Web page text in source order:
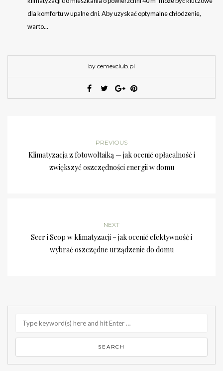
dla komfortu w upalne dni. Aby uzyskać optymalne chłodzenie,
warto...
by cemexclub.pl
PREVIOUS
Klimatyzacja z fotowoltaiką — jak ocenić opłacalność i
zwiększyć oszczędności energii w domu
NEXT
Seer i Scop w klimatyzacji – jak ocenić efektywność i
wybrać oszczędne urządzenie do domu